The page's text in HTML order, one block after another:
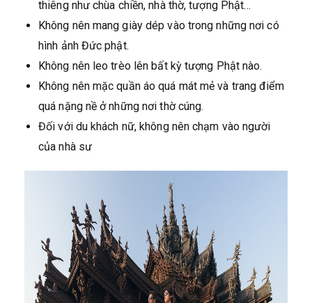
thiêng như chùa chiền, nhà thờ, tượng Phật…
Không nên mang giày dép vào trong những nơi có
hình ảnh Đức phật.
Không nên leo trèo lên bất kỳ tượng Phật nào.
Không nên mặc quần áo quá mát mẻ và trang điểm
quá nặng nề ở những nơi thờ cúng.
Đối với du khách nữ, không nên chạm vào người
của nhà sư